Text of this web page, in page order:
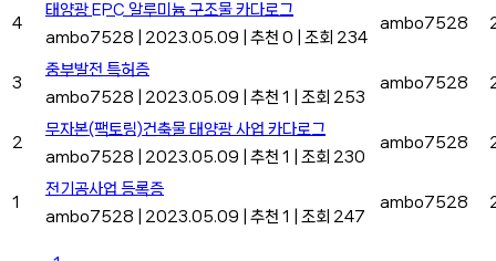
4
태양광 EPC 알루미늄 구조물 카다로그
ambo7528
2023.05.09 추천 0 조회 234
ambo7528
3
중부발전 특허증
ambo7528
2023.05.09 추천 1 조회 253
ambo7528
2
무자본(팩토링)건축물 태양광 사업 카다로그
ambo7528
2023.05.09 추천 1 조회 230
ambo7528
1
전기공사업 등록증
ambo7528
2023.05.09 추천 1 조회 247
ambo7528